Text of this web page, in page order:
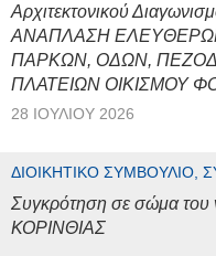
Αρχιτεκτονικού
ΑΝΑΠΛΑΣΗ
ΠΑΡΚΩΝ, ΟΔΩΝ,
ΠΛΑΤΕΙΩΝ ΟΙΚΙΣΜΟΥ
28 ΙΟΥΛΊΟΥ 2026
ΔΙΟΙΚΗΤΙΚΌ ΣΥΜΒΟΎΛΙΟ,
Συγκρότηση σε σώμα
ΚΟΡΙΝΘΙΑΣ